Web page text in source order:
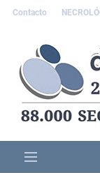
Contacto